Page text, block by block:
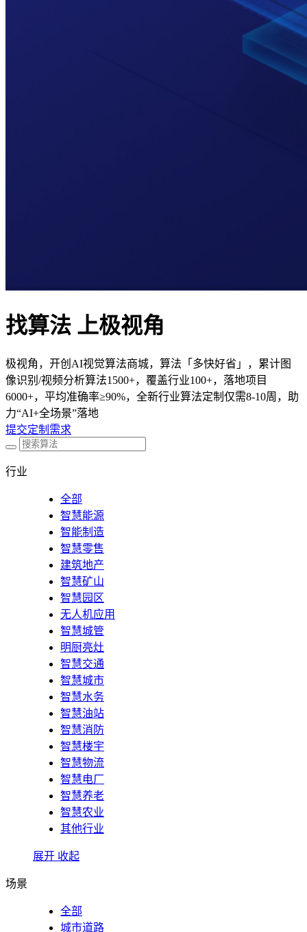
找算法 上极视角
极视角，开创AI视觉算法商城，算法「多快好省」，累计图
像识别/视频分析算法1500+，覆盖行业100+，落地项目
6000+，平均准确率≥90%，全新行业算法定制仅需8-10周，助
力“AI+全场景”落地
提交定制需求
行业
全部
智慧能源
智能制造
智慧零售
建筑地产
智慧矿山
智慧园区
无人机应用
智慧城管
明厨亮灶
智慧交通
智慧城市
智慧水务
智慧油站
智慧消防
智慧楼宇
智慧物流
智慧电厂
智慧养老
智慧农业
其他行业
展开 收起
场景
全部
城市道路